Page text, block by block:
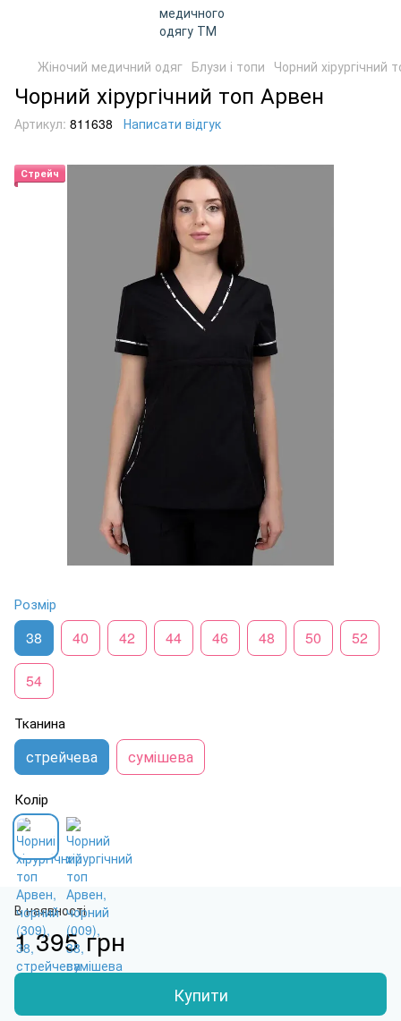
Жіночий медичний одяг Блузи і топи Чорний хірургічний
Чорний хірургічний топ Арвен
Артикул: 811638 Написати відгук
Стрейч
Розмір
38 40 42 44 46 48 50 52
54
Тканина
стрейчева сумішева
Колір
В наявності
1 395 грн
Купити